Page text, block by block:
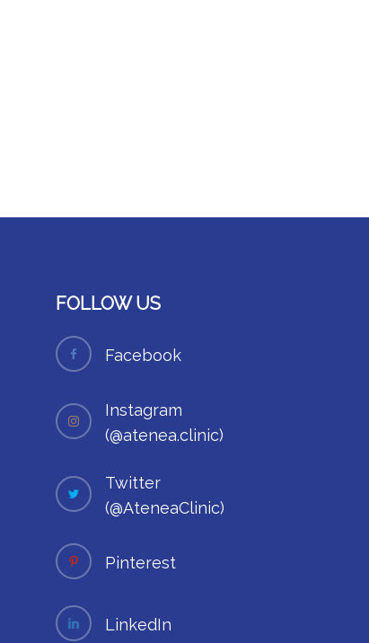
FOLLOW US
Facebook
Instagram
(@atenea.clinic)
Twitter
(@AteneaClinic)
Pinterest
LinkedIn